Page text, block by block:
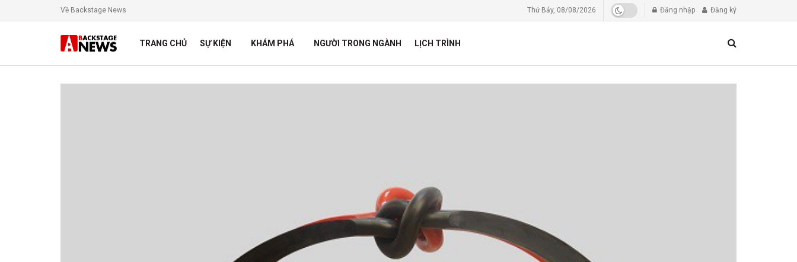
Về Backstage News Thứ Bảy, 08/08/2026 Đăng nhập Đăng ký
TRANG CHỦ SỰ KIỆN KHÁM PHÁ NGƯỜI TRONG NGÀNH LỊCH TRÌNH